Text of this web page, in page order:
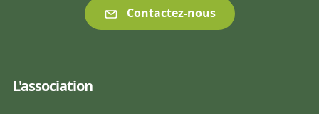
Contactez-nous
L'association